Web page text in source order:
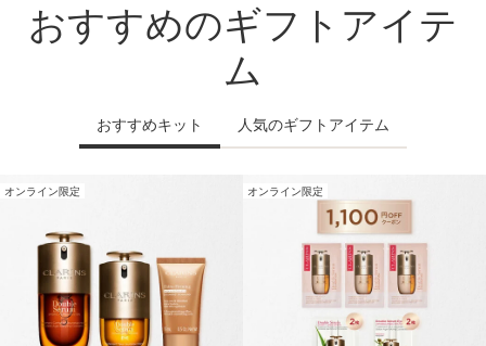
おすすめのギフトアイテ
ム
おすすめキット 人気のギフトアイテム
コンテンツへ移動
オンライン限定 オンライン限定